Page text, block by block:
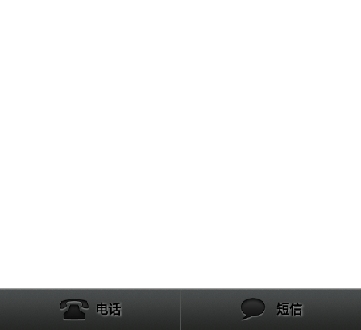
电话 短信